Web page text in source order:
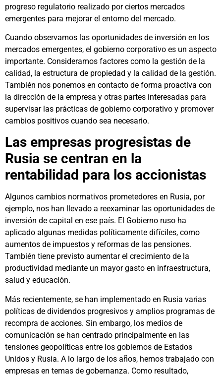
progreso regulatorio realizado por ciertos mercados
emergentes para mejorar el entorno del mercado.
Cuando observamos las oportunidades de inversión en los
mercados emergentes, el gobierno corporativo es un aspecto
importante. Consideramos factores como la gestión de la
calidad, la estructura de propiedad y la calidad de la gestión.
También nos ponemos en contacto de forma proactiva con
la dirección de la empresa y otras partes interesadas para
supervisar las prácticas de gobierno corporativo y promover
cambios positivos cuando sea necesario.
Las empresas progresistas de
Rusia se centran en la
rentabilidad para los accionistas
Algunos cambios normativos prometedores en Rusia, por
ejemplo, nos han llevado a reexaminar las oportunidades de
inversión de capital en ese país. El Gobierno ruso ha
aplicado algunas medidas políticamente difíciles, como
aumentos de impuestos y reformas de las pensiones.
También tiene previsto aumentar el crecimiento de la
productividad mediante un mayor gasto en infraestructura,
salud y educación.
Más recientemente, se han implementado en Rusia varias
políticas de dividendos progresivos y amplios programas de
recompra de acciones. Sin embargo, los medios de
comunicación se han centrado principalmente en las
tensiones geopolíticas entre los gobiernos de Estados
Unidos y Rusia. A lo largo de los años, hemos trabajado con
empresas en temas de gobernanza. Como resultado,